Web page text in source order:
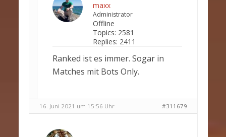
maxx
Administrator
Offline
Topics: 2581
Replies: 2411
Ranked ist es immer. Sogar in
Matches mit Bots Only.
16. Juni 2021 um 15:56 Uhr #311679